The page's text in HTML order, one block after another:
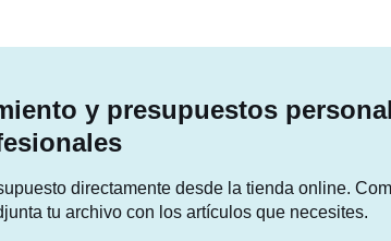
y presupuestos
directamente desde la tienda online.
tu archivo con los artículos que necesites.